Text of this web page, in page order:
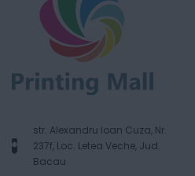
str. Alexandru Ioan Cuza, Nr.
237f, Loc. Letea Veche, Jud.
Bacau